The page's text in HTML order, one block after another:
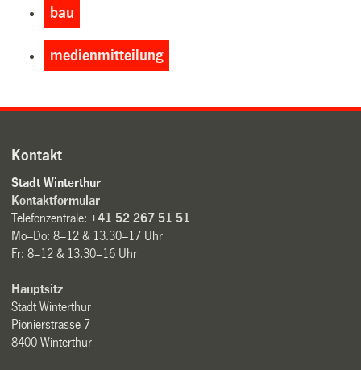
bau
medienmitteilung
Kontakt
Stadt Winterthur
Kontaktformular
Telefonzentrale:+41 52 267 51 51
Mo–Do: 8–12 & 13.30–17 Uhr
Fr: 8–12 & 13.30–16 Uhr
Hauptsitz
Stadt Winterthur
Pionierstrasse 7
8400 Winterthur